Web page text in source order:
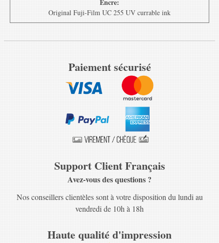
Encre:
Original Fuji-Film UC 255 UV currable ink
Paiement sécurisé
Support Client Français
Avez-vous des questions ?
Nos conseillers clientèles sont à votre disposition du lundi au
vendredi de 10h à 18h
Haute qualité d'impression